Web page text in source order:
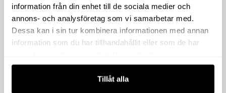
information från din enhet till de sociala medier och
annons- och analysföretag som vi samarbetar med.
Dessa kan i sin tur kombinera informationen med annan
information som du har tillhandahållit eller som de har
Tillåt alla
TÅNGAMPEREMETER
TÅNGMULTIMETER
2 133